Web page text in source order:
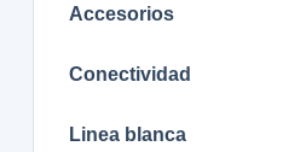
Accesorios
Conectividad
Linea blanca